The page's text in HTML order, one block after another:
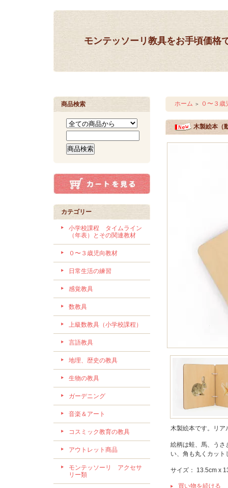
モンテッソーリ教具をお手頃価格
商品検索
カテゴリー
小学校課程 タイムライン
（年表）とその関連教材
０〜３歳児向教材
日常生活の練習
感覚教具
数教具
上級数教具（小学校課程）
言語教具
地理、歴史の教具
生物の教具
ガーデニング
音楽＆アート
コスミック教育の教具
アウトレット商品
モンテッソーリ アクセサ
リー類
ホーム ＞ ０〜３歳
木製絵本（
木製絵本です。リア
絵柄は蛙、馬、うさ
い、角も丸くカット
サイズ： 13.5cm x
買い物を続ける